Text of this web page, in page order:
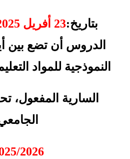
بتاريخ:23 أفريل 2025
الدروس أن تضع بين
النموذجية للمواد
السارية المفعول،
2026